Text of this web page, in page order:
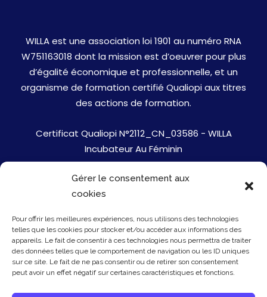
Gérer le consentement aux
cookies
Pour offrir les meilleures expériences, nous utilisons des technologies
telles que les cookies pour stocker et/ou accéder aux informations des
appareils. Le fait de consentir à ces technologies nous permettra de traiter
des données telles que le comportement de navigation ou les ID uniques
sur ce site. Le fait de ne pas consentir ou de retirer son consentement
peut avoir un effet négatif sur certaines caractéristiques et fonctions.
WILLA est une association loi 1901 au numéro RNA
W751163018 dont la mission est d’oeuvrer pour plus
d’égalité économique et professionnelle, et un
organisme de formation certifié Qualiopi aux titres
des actions de formation.
Certificat Qualiopi N°2112_CN_03586 - WILLA
Incubateur Au Féminin
Jobs
Mentions Légales
Politique de cookies
Presse